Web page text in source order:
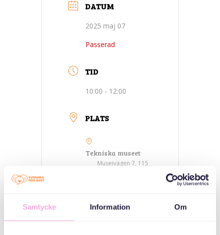
Samtycke Information Om
DATUM
2025 maj 07
Passerad
TID
10:00 - 12:00
PLATS
Tekniska museet
Museivägen 7, 115
KATEGORIER